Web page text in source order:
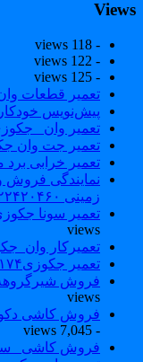
- 118 views
- 122 views
- 125 views
تعمیر قطعات وان
پیش‌نویس خودکار- 163 views
تعمیر وان _جکوزی۰۹۱۲۱۵۰۷۸۲۵
تعمیر جت وان
تعمیر خرابی برد
نمایندگی فروش و
زمینی ۲۲۴۲۰۴۶۰
views
تعمیر سونا جکوزی۰۹۱۲۱۵۰۷۸۲۵#| Sauna | Jacuzzi
views
تعمیرکار
تعمیر جکوزی۸۸۰۴۲۱۷۴_فروش وان جکوزی
فروش شیرگروهه۸۸۰۴۲۱۷۴_تعمیر شیرگروهه
views
فروش کاشی دکوراتیو۸۸۰۴۲۱۷۴_فروش کاشی بین
فروش کاشی